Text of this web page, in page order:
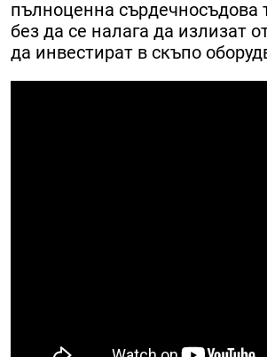
пълноценна сърдечносъдова
без да се налага да излизат
да инвестират в скъпо